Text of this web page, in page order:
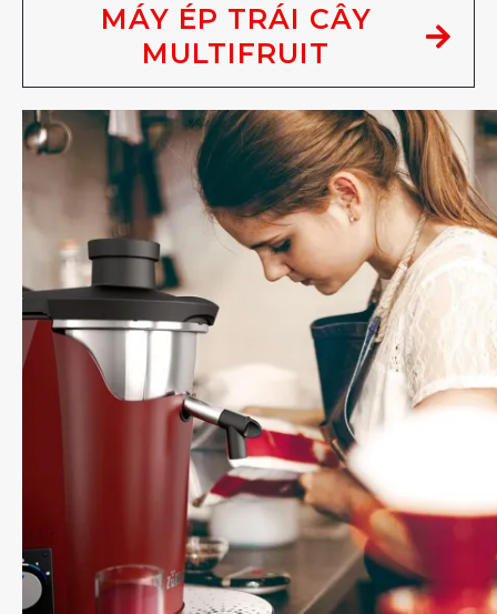
MÁY ÉP TRÁI CÂY
MULTIFRUIT